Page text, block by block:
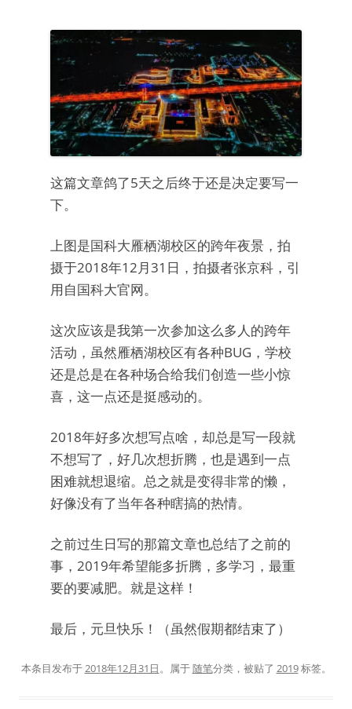
这篇文章鸽了5天之后终于还是决定要写一
下。
上图是国科大雁栖湖校区的跨年夜景，拍
摄于2018年12月31日，拍摄者张京科，引
用自国科大官网。
这次应该是我第一次参加这么多人的跨年
活动，虽然雁栖湖校区有各种BUG，学校
还是总是在各种场合给我们创造一些小惊
喜，这一点还是挺感动的。
2018年好多次想写点啥，却总是写一段就
不想写了，好几次想折腾，也是遇到一点
困难就想退缩。总之就是变得非常的懒，
好像没有了当年各种瞎搞的热情。
之前过生日写的那篇文章也总结了之前的
事，2019年希望能多折腾，多学习，最重
要的要减肥。就是这样！
最后，元旦快乐！（虽然假期都结束了）
本条目发布于2018年12月31日。属于随笔分类，被贴了 2019标签。